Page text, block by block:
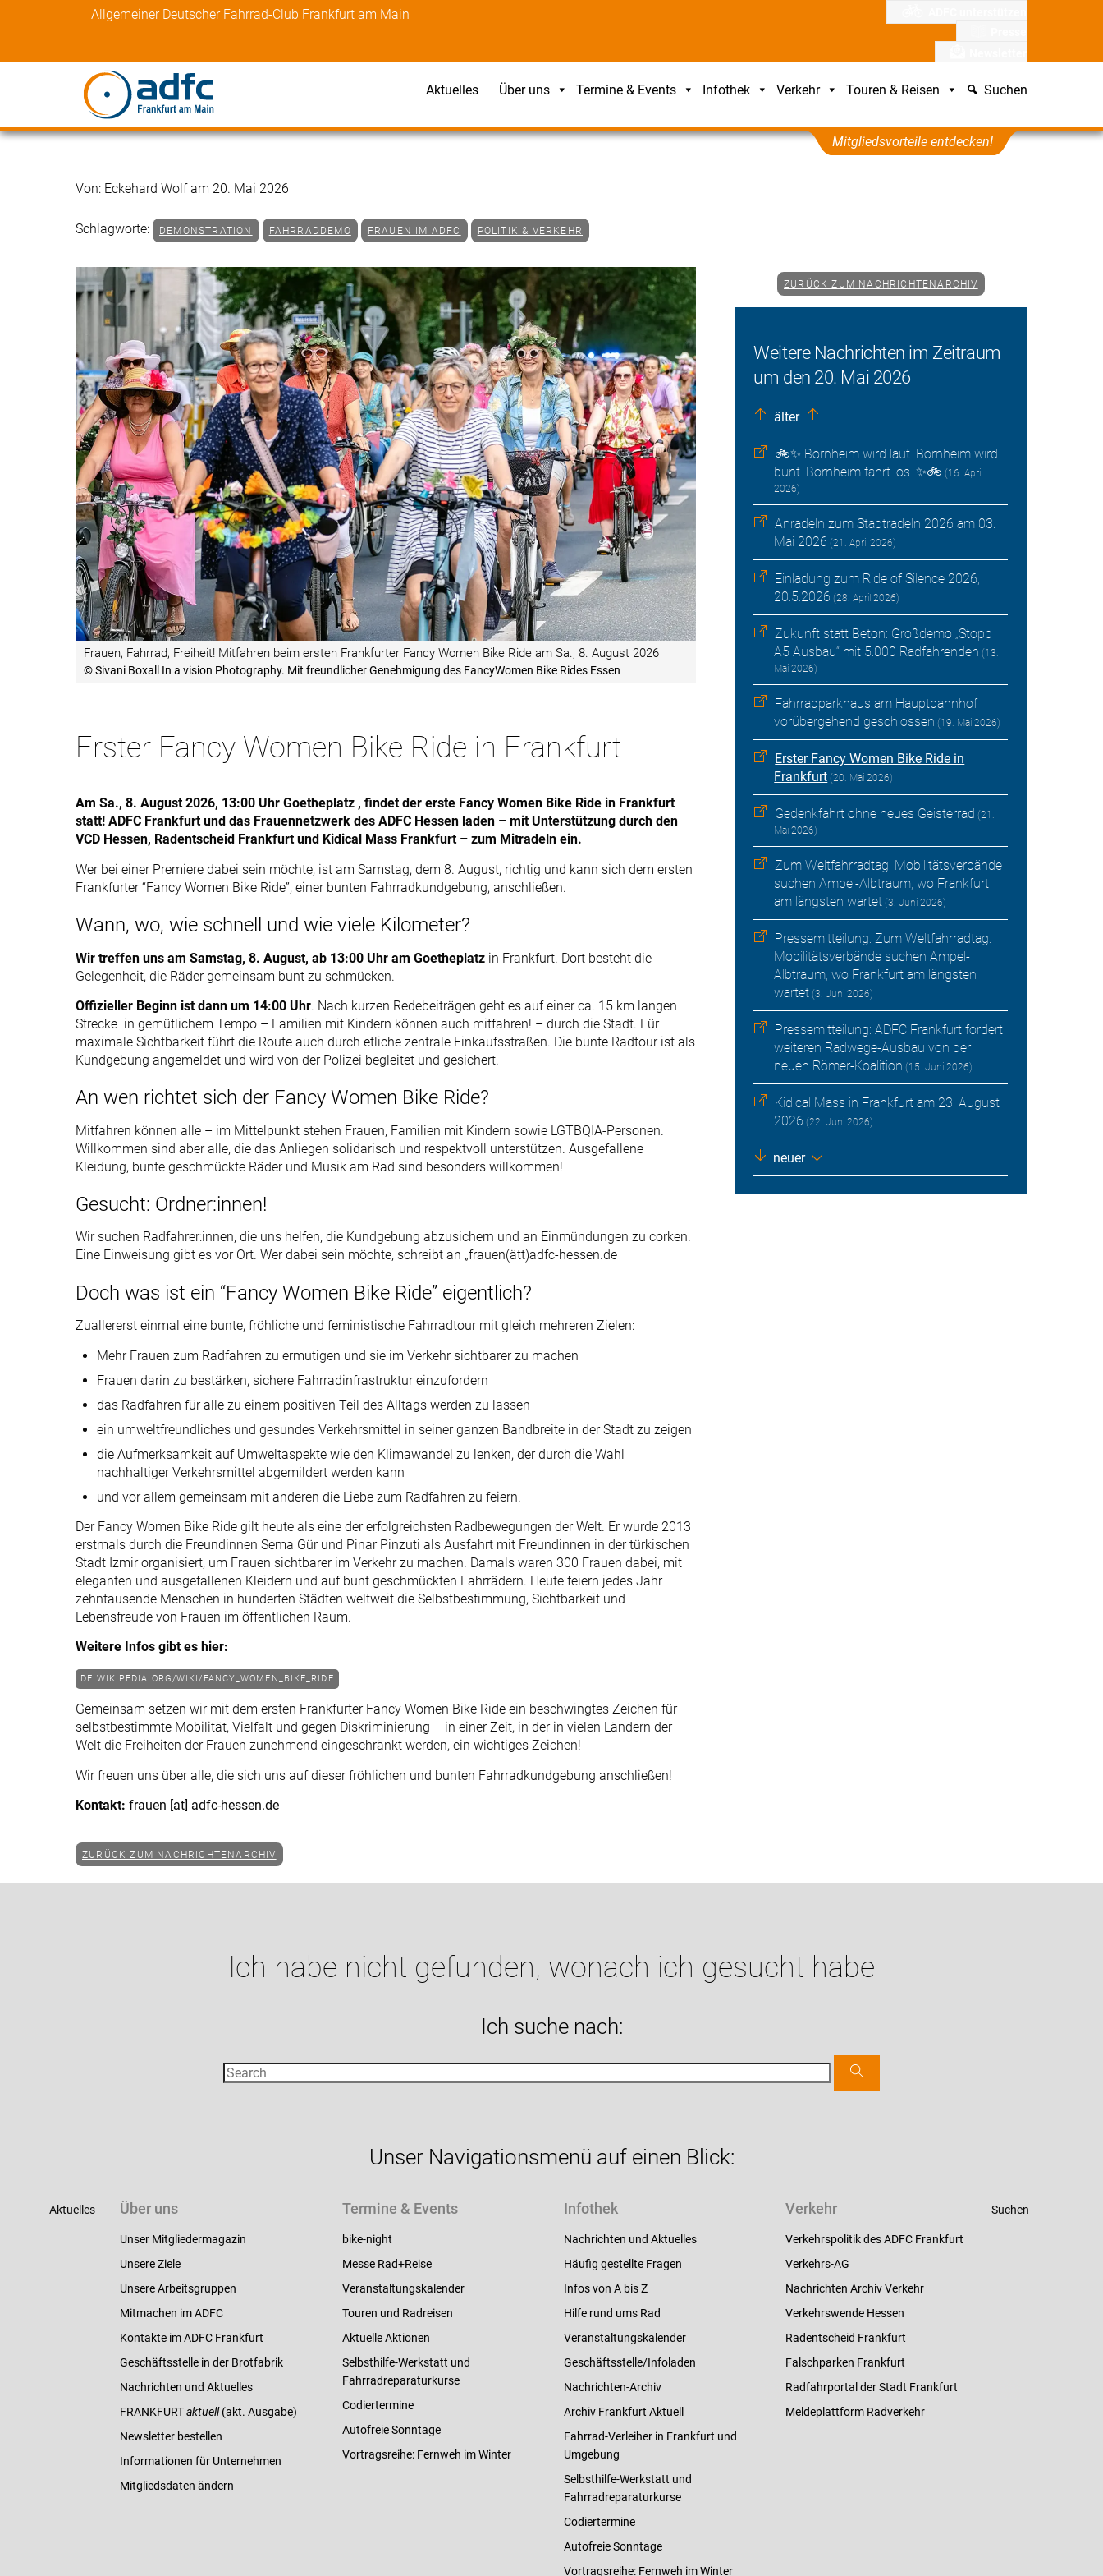
Allgemeiner Deutscher Fahrrad-Club Frankfurt am Main
Aktuelles Über uns Termine & Events Infothek Verkehr Touren & Reisen Suchen
Mitgliedsvorteile entdecken!
Von: Eckehard Wolf am 20. Mai 2026
Schlagworte: DEMONSTRATION FAHRRADDEMO FRAUEN IM ADFC POLITIK & VERKEHR
Frauen, Fahrrad, Freiheit! Mitfahren beim ersten Frankfurter Fancy Women Bike Ride am Sa., 8. August 2026
© Sivani Boxall In a vision Photography. Mit freundlicher Genehmigung des FancyWomen Bike Rides Essen
Erster Fancy Women Bike Ride in Frankfurt
Am Sa., 8. August 2026, 13:00 Uhr Goetheplatz , findet der erste Fancy Women Bike Ride in Frankfurt
statt! ADFC Frankfurt und das Frauennetzwerk des ADFC Hessen laden – mit Unterstützung durch den
VCD Hessen, Radentscheid Frankfurt und Kidical Mass Frankfurt – zum Mitradeln ein.
Wer bei einer Premiere dabei sein möchte, ist am Samstag, dem 8. August, richtig und kann sich dem ersten
Frankfurter “Fancy Women Bike Ride”, einer bunten Fahrradkundgebung, anschließen.
Wann, wo, wie schnell und wie viele Kilometer?
Wir treffen uns am Samstag, 8. August, ab 13:00 Uhr am Goetheplatz in Frankfurt. Dort besteht die
Gelegenheit, die Räder gemeinsam bunt zu schmücken.
Offizieller Beginn ist dann um 14:00 Uhr. Nach kurzen Redebeiträgen geht es auf einer ca. 15 km langen
Strecke in gemütlichem Tempo – Familien mit Kindern können auch mitfahren! – durch die Stadt. Für
maximale Sichtbarkeit führt die Route auch durch etliche zentrale Einkaufsstraßen. Die bunte Radtour ist als
Kundgebung angemeldet und wird von der Polizei begleitet und gesichert.
An wen richtet sich der Fancy Women Bike Ride?
Mitfahren können alle – im Mittelpunkt stehen Frauen, Familien mit Kindern sowie LGTBQIA-Personen.
Willkommen sind aber alle, die das Anliegen solidarisch und respektvoll unterstützen. Ausgefallene
Kleidung, bunte geschmückte Räder und Musik am Rad sind besonders willkommen!
Gesucht: Ordner:innen!
Wir suchen Radfahrer:innen, die uns helfen, die Kundgebung abzusichern und an Einmündungen zu corken.
Eine Einweisung gibt es vor Ort. Wer dabei sein möchte, schreibt an „frauen(ätt)adfc-hessen.de
Doch was ist ein “Fancy Women Bike Ride” eigentlich?
Zuallererst einmal eine bunte, fröhliche und feministische Fahrradtour mit gleich mehreren Zielen:
Mehr Frauen zum Radfahren zu ermutigen und sie im Verkehr sichtbarer zu machen
Frauen darin zu bestärken, sichere Fahrradinfrastruktur einzufordern
das Radfahren für alle zu einem positiven Teil des Alltags werden zu lassen
ein umweltfreundliches und gesundes Verkehrsmittel in seiner ganzen Bandbreite in der Stadt zu zeigen
die Aufmerksamkeit auf Umweltaspekte wie den Klimawandel zu lenken, der durch die Wahl
nachhaltiger Verkehrsmittel abgemildert werden kann
und vor allem gemeinsam mit anderen die Liebe zum Radfahren zu feiern.
Der Fancy Women Bike Ride gilt heute als eine der erfolgreichsten Radbewegungen der Welt. Er wurde 2013
erstmals durch die Freundinnen Sema Gür und Pinar Pinzuti als Ausfahrt mit Freundinnen in der türkischen
Stadt Izmir organisiert, um Frauen sichtbarer im Verkehr zu machen. Damals waren 300 Frauen dabei, mit
eleganten und ausgefallenen Kleidern und auf bunt geschmückten Fahrrädern. Heute feiern jedes Jahr
zehntausende Menschen in hunderten Städten weltweit die Selbstbestimmung, Sichtbarkeit und
Lebensfreude von Frauen im öffentlichen Raum.
Weitere Infos gibt es hier:
DE.WIKIPEDIA.ORG/WIKI/FANCY_WOMEN_BIKE_RIDE
Gemeinsam setzen wir mit dem ersten Frankfurter Fancy Women Bike Ride ein beschwingtes Zeichen für
selbstbestimmte Mobilität, Vielfalt und gegen Diskriminierung – in einer Zeit, in der in vielen Ländern der
Welt die Freiheiten der Frauen zunehmend eingeschränkt werden, ein wichtiges Zeichen!
Wir freuen uns über alle, die sich uns auf dieser fröhlichen und bunten Fahrradkundgebung anschließen!
Kontakt: frauen [at] adfc-hessen.de
ZURÜCK ZUM NACHRICHTENARCHIV
Weitere Nachrichten im Zeitraum
um den 20. Mai 2026
älter
🚲✨ Bornheim wird laut. Bornheim wird
bunt. Bornheim fährt los. ✨🚲 (16. April
2026)
Anradeln zum Stadtradeln 2026 am 03.
Mai 2026 (21. April 2026)
Einladung zum Ride of Silence 2026,
20.5.2026 (28. April 2026)
Zukunft statt Beton: Großdemo „Stopp
A5 Ausbau“ mit 5.000 Radfahrenden (13.
Mai 2026)
Fahrradparkhaus am Hauptbahnhof
vorübergehend geschlossen (19. Mai 2026)
Erster Fancy Women Bike Ride in
Frankfurt (20. Mai 2026)
Gedenkfahrt ohne neues Geisterrad (21.
Mai 2026)
Zum Weltfahrradtag: Mobilitätsverbände
suchen Ampel-Albtraum, wo Frankfurt
am längsten wartet (3. Juni 2026)
Pressemitteilung: Zum Weltfahrradtag:
Mobilitätsverbände suchen Ampel-
Albtraum, wo Frankfurt am längsten
wartet (3. Juni 2026)
Pressemitteilung: ADFC Frankfurt fordert
weiteren Radwege-Ausbau von der
neuen Römer-Koalition (15. Juni 2026)
Kidical Mass in Frankfurt am 23. August
2026 (22. Juni 2026)
neuer
ZURÜCK ZUM NACHRICHTENARCHIV
Ich habe nicht gefunden, wonach ich gesucht habe
Ich suche nach:
Unser Navigationsmenü auf einen Blick:
Aktuelles Über uns
Unser Mitgliedermagazin
Unsere Ziele
Unsere Arbeitsgruppen
Mitmachen im ADFC
Kontakte im ADFC Frankfurt
Geschäftsstelle in der Brotfabrik
Nachrichten und Aktuelles
FRANKFURTaktuell(akt. Ausgabe)
Newsletter bestellen
Informationen für Unternehmen
Mitgliedsdaten ändern
Termine & Events
bike-night
Messe Rad+Reise
Veranstaltungskalender
Touren und Radreisen
Aktuelle Aktionen
Selbsthilfe-Werkstatt und
Fahrradreparaturkurse
Codiertermine
Autofreie Sonntage
Vortragsreihe: Fernweh im Winter
Infothek
Nachrichten und Aktuelles
Häufig gestellte Fragen
Infos von A bis Z
Hilfe rund ums Rad
Veranstaltungskalender
Geschäftsstelle/Infoladen
Nachrichten-Archiv
Archiv Frankfurt Aktuell
Fahrrad-Verleiher in Frankfurt und
Umgebung
Selbsthilfe-Werkstatt und
Fahrradreparaturkurse
Codiertermine
Autofreie Sonntage
Vortragsreihe: Fernweh im Winter
Verkehr
Verkehrspolitik des ADFC Frankfurt
Verkehrs-AG
Nachrichten Archiv Verkehr
Verkehrswende Hessen
Radentscheid Frankfurt
Falschparken Frankfurt
Radfahrportal der Stadt Frankfurt
Meldeplattform Radverkehr
Suchen